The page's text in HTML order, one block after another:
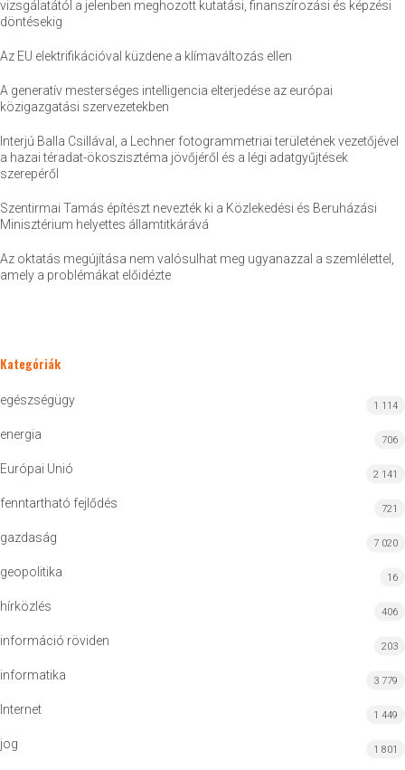
vizsgálatától a jelenben meghozott kutatási, finanszírozási és képzési
döntésekig
Az EU elektrifikációval küzdene a klímaváltozás ellen
A generatív mesterséges intelligencia elterjedése az európai
közigazgatási szervezetekben
Interjú Balla Csillával, a Lechner fotogrammetriai területének vezetőjével
a hazai téradat-ökoszisztéma jövőjéről és a légi adatgyűjtések
szerepéről
Szentirmai Tamás építészt nevezték ki a Közlekedési és Beruházási
Minisztérium helyettes államtitkárává
Az oktatás megújítása nem valósulhat meg ugyanazzal a szemlélettel,
amely a problémákat előidézte
Kategóriák
egészségügy 1 114
energia 706
Európai Unió 2 141
fenntartható fejlődés 721
gazdaság 7 020
geopolitika 16
hírközlés 406
információ röviden 203
informatika 3 779
Internet 1 449
jog 1 801